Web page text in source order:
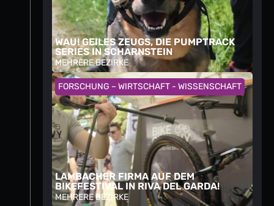
WAU! GEILES ZEUGS, DIE PUMPTRACK
SERIES IN SCHARNSTEIN
MEHRERE BEZIRKE
FORSCHUNG – WIRTSCHAFT - WISSENSCHAFT
LAMBACHER FIRMA AUF DEM
BIKEFESTIVAL IN RIVA DEL GARDA!
MEHRERE BEZIRKE